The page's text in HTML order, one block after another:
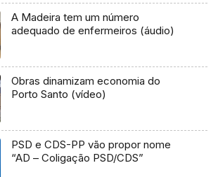
A Madeira tem um número
adequado de enfermeiros (áudio)
Obras dinamizam economia do
Porto Santo (vídeo)
PSD e CDS-PP vão propor nome
“AD – Coligação PSD/CDS”